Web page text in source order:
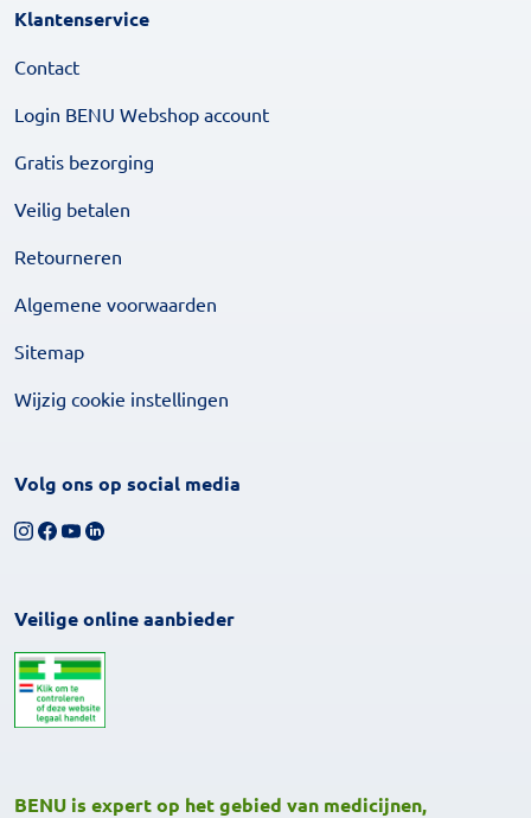
Klantenservice
Contact
Login BENU Webshop account
Gratis bezorging
Veilig betalen
Retourneren
Algemene voorwaarden
Sitemap
Wijzig cookie instellingen
Volg ons op social media
Volg ons op Instagram
Volg ons op Facebook
Bekijk ons YouTube-kanaal
Volg ons op LinkedIn
Veilige online aanbieder
BENU is expert op het gebied van medicijnen,